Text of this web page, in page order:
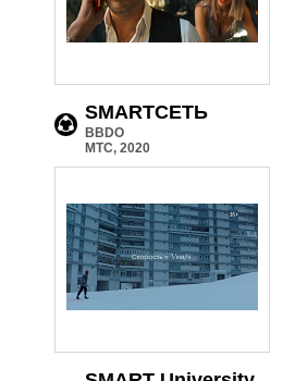
SMARTСЕТЬ
BBDO
МТС, 2020